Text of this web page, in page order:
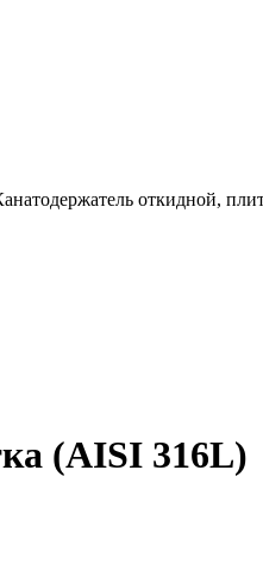
откидной,
(AISI 316L)